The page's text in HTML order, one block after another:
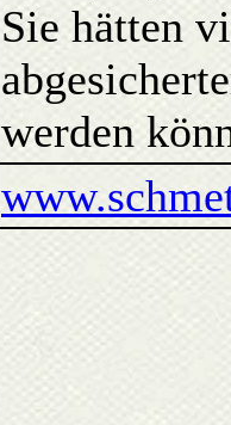
Sie hätten
werden